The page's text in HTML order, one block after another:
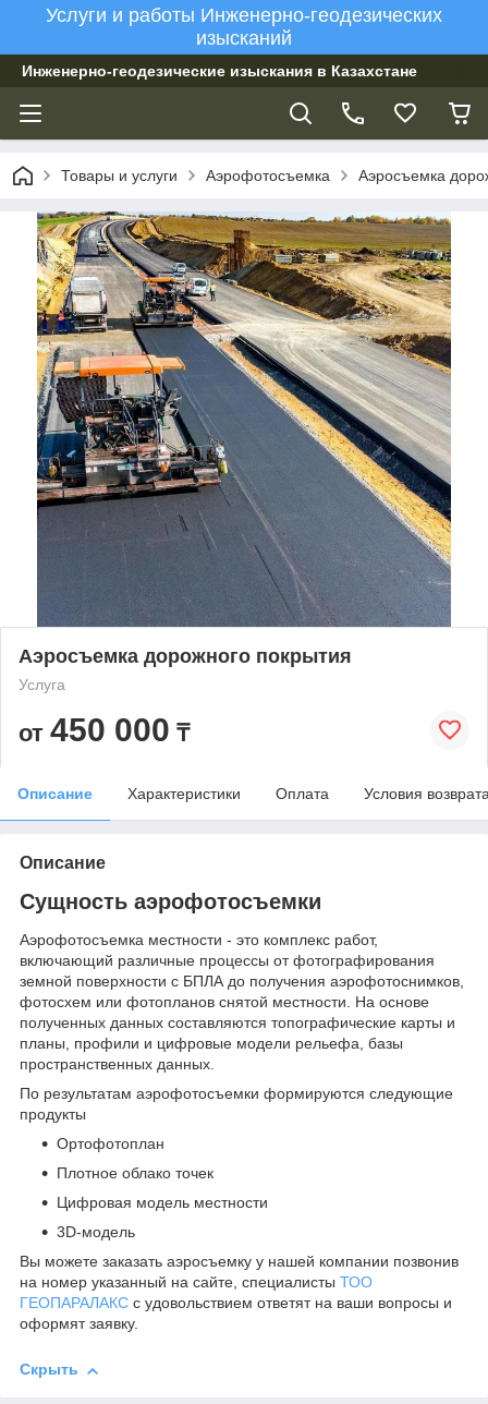
Услуги и работы Инженерно-геодезических
изысканий
Инженерно-геодезические изыскания в Казахстане
Товары и услуги Аэрофотосъемка Аэросъемка
Аэросъемка дорожного покрытия
Услуга
от 450 000 ₸
Описание Характеристики Оплата Условия
Описание
Сущность аэрофотосъемки
Аэрофотосъемка местности - это комплекс работ,
включающий различные процессы от фотографирования
земной поверхности с БПЛА до получения аэрофотоснимков,
фотосхем или фотопланов снятой местности. На основе
полученных данных составляются топографические карты и
планы, профили и цифровые модели рельефа, базы
пространственных данных.
По результатам аэрофотосъемки формируются следующие
продукты
Ортофотоплан
Плотное облако точек
Цифровая модель местности
3D-модель
Вы можете заказать аэросъемку у нашей компании позвонив
на номер указанный на сайте, специалисты ТОО
ГЕОПАРАЛАКС с удовольствием ответят на ваши вопросы и
оформят заявку.
Скрыть